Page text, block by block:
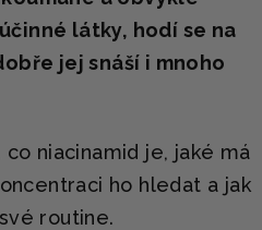
látky, hodí se na
jej snáší i mnoho
niacinamid je, jaké má
ho hledat a jak
routine.